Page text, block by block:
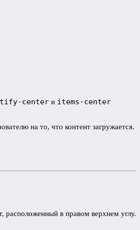
center и items-center
на то, что контент загружается.
расположенный в правом верхнем углу.